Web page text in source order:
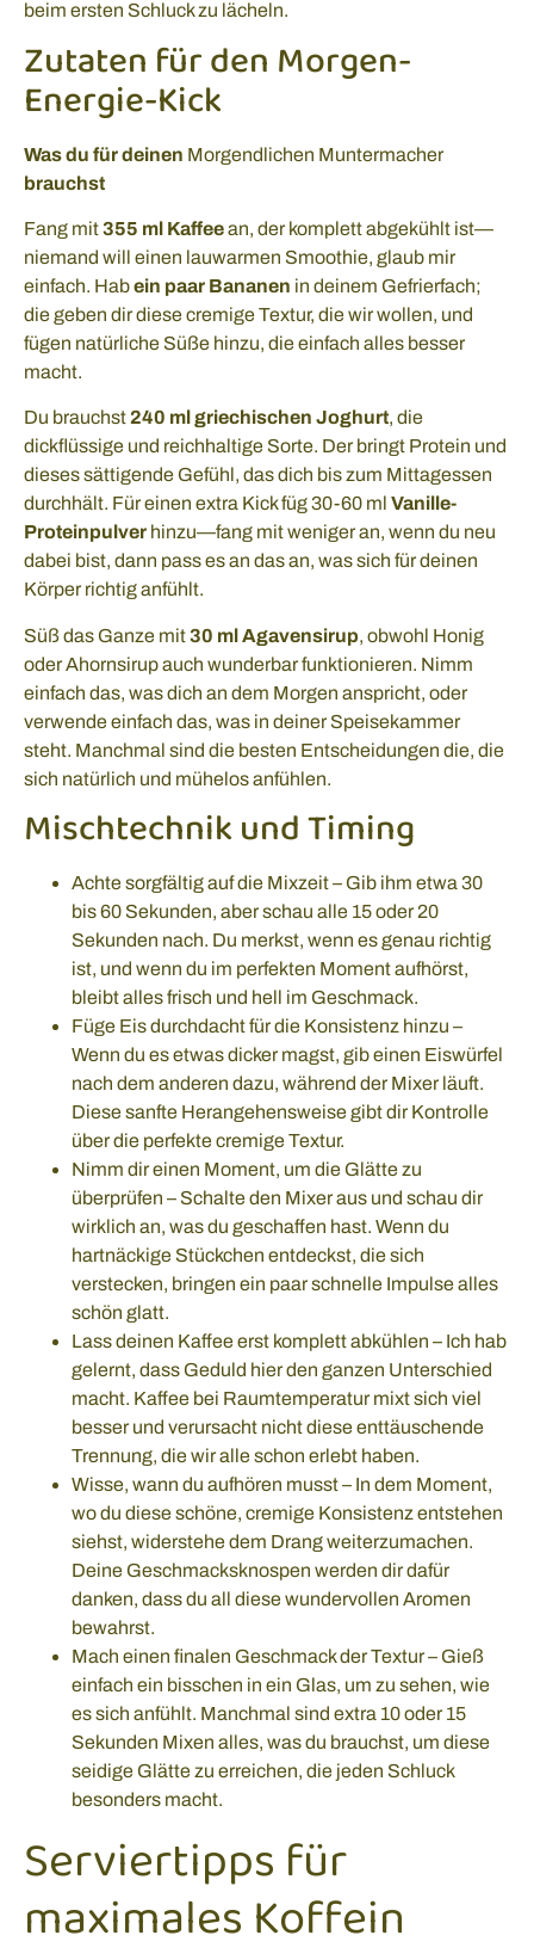
beim ersten Schluck zu lächeln.
Zutaten für den Morgen-
Energie-Kick
Was du für deinen Morgendlichen Muntermacher
brauchst
Fang mit355 ml Kaffeean, der komplett abgekühlt ist—
niemand will einen lauwarmen Smoothie, glaub mir
einfach. Habein paar Bananen in deinem Gefrierfach;
die geben dir diese cremige Textur, die wir wollen, und
fügen natürliche Süße hinzu, die einfach alles besser
macht.
Du brauchst 240 ml griechischen Joghurt, die
dickflüssige und reichhaltige Sorte. Der bringt Protein und
dieses sättigende Gefühl, das dich bis zum Mittagessen
durchhält. Für einen extra Kick füg 30-60 ml Vanille-
Proteinpulver hinzu—fang mit weniger an, wenn du neu
dabei bist, dann pass es an das an, was sich für deinen
Körper richtig anfühlt.
Süß das Ganze mit30 ml Agavensirup, obwohl Honig
oder Ahornsirup auch wunderbar funktionieren. Nimm
einfach das, was dich an dem Morgen anspricht, oder
verwende einfach das, was in deiner Speisekammer
steht. Manchmal sind die besten Entscheidungen die, die
sich natürlich und mühelos anfühlen.
Mischtechnik und Timing
Achte sorgfältig auf die Mixzeit – Gib ihm etwa 30
bis 60 Sekunden, aber schau alle 15 oder 20
Sekunden nach. Du merkst, wenn es genau richtig
ist, und wenn du im perfekten Moment aufhörst,
bleibt alles frisch und hell im Geschmack.
Füge Eis durchdacht für die Konsistenz hinzu –
Wenn du es etwas dicker magst, gib einen Eiswürfel
nach dem anderen dazu, während der Mixer läuft.
Diese sanfte Herangehensweise gibt dir Kontrolle
über die perfekte cremige Textur.
Nimm dir einen Moment, um die Glätte zu
überprüfen – Schalte den Mixer aus und schau dir
wirklich an, was du geschaffen hast. Wenn du
hartnäckige Stückchen entdeckst, die sich
verstecken, bringen ein paar schnelle Impulse alles
schön glatt.
Lass deinen Kaffee erst komplett abkühlen – Ich hab
gelernt, dass Geduld hier den ganzen Unterschied
macht. Kaffee bei Raumtemperatur mixt sich viel
besser und verursacht nicht diese enttäuschende
Trennung, die wir alle schon erlebt haben.
Wisse, wann du aufhören musst – In dem Moment,
wo du diese schöne, cremige Konsistenz entstehen
siehst, widerstehe dem Drang weiterzumachen.
Deine Geschmacksknospen werden dir dafür
danken, dass du all diese wundervollen Aromen
bewahrst.
Mach einen finalen Geschmack der Textur – Gieß
einfach ein bisschen in ein Glas, um zu sehen, wie
es sich anfühlt. Manchmal sind extra 10 oder 15
Sekunden Mixen alles, was du brauchst, um diese
seidige Glätte zu erreichen, die jeden Schluck
besonders macht.
Serviertipps für
maximales Koffein